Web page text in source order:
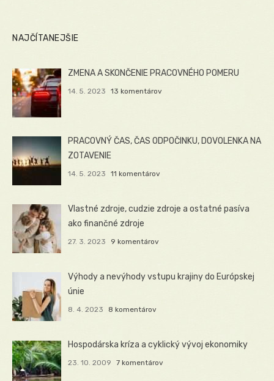
NAJČÍTANEJŠIE
ZMENA A SKONČENIE PRACOVNÉHO POMERU
14. 5. 2023 13 komentárov
PRACOVNÝ ČAS, ČAS ODPOČINKU, DOVOLENKA NA
ZOTAVENIE
14. 5. 2023 11 komentárov
Vlastné zdroje, cudzie zdroje a ostatné pasíva
ako finančné zdroje
27. 3. 2023 9 komentárov
Výhody a nevýhody vstupu krajiny do Európskej
únie
8. 4. 2023 8 komentárov
Hospodárska kríza a cyklický vývoj ekonomiky
23. 10. 2009 7 komentárov